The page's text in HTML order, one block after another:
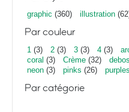
graphic (360) illustration
Par couleur
1 (3) 2 (3) 3 (3) 4 (3)
coral (3) Crème (32)
neon (3) pinks (26) purples
Par catégorie